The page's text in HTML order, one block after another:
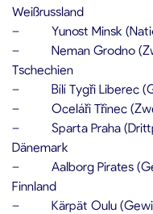
Weißrussland
– Yunost Minsk
– Neman Grodno
Tschechien
– Bílí Tygři Liberec
– Oceláři Třinec
– Sparta Praha
Dänemark
– Aalborg Pirates
Finnland
– Kärpät Oulu